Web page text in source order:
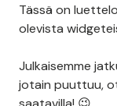
Tässä on
olevista
Julkaisemme
jotain puuttuu,